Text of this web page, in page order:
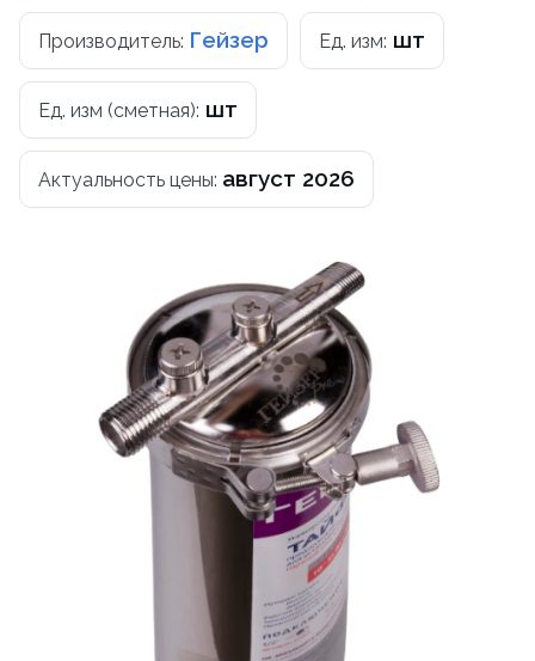
Производитель: Гейзер Ед. изм: шт
Ед. изм (сметная): шт
Актуальность цены: август 2026